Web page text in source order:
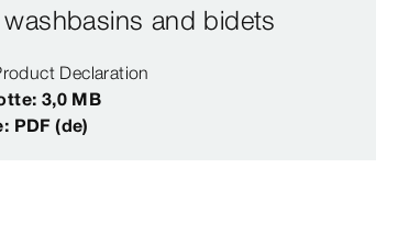
and bidets
Declaration
3,0 MB
PDF (de)